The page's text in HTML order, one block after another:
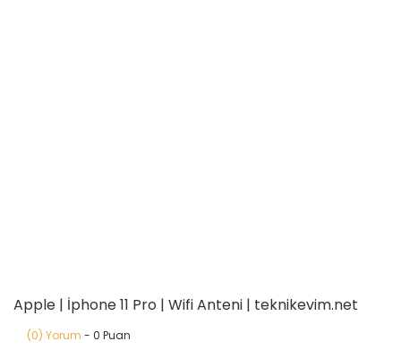
Apple | İphone 11 Pro | Wifi Anteni | teknikevim.net
(0) Yorum - 0 Puan